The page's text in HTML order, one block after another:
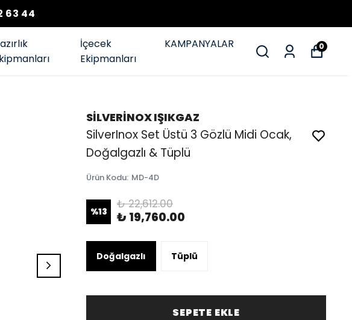
63 44
İçecek
Ekipmanları
KAMPANYALAR 0
SİLVERİNOX IŞIKGAZ
SilverInox Set Üstü 3 Gözlü Midi Ocak,
Doğalgazlı & Tüplü
Ürün Kodu: MD-4D
%13
₺ 22,612.00
₺ 19,760.00
Doğalgazlı Tüplü
SEPETE EKLE